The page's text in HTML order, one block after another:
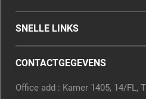
SNELLE LINKS
CONTACTGEGEVENS
Office add : Kamer 1405, 14/FL,